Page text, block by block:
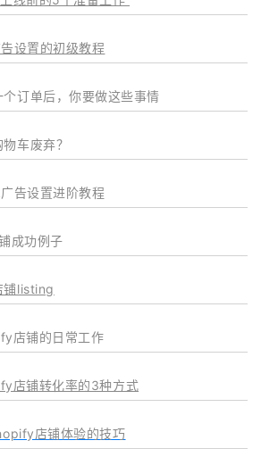
设置的初级教程
订单后，你要做这些事情
车废弃？
告设置进阶教程
成功例子
铺listing
店铺的日常工作
店铺转化率的3种方式
店铺体验的技巧‍